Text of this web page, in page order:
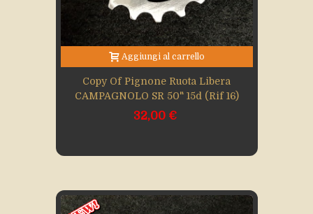
Aggiungi al carrello
Copy Of Pignone Ruota Libera
CAMPAGNOLO SR 50" 15d (Rif 16)
32,00 €